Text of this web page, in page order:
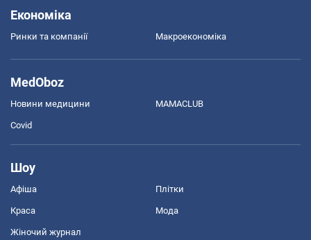
Економіка
Ринки та компанії Макроекономіка
MedOboz
Новини медицини MAMACLUB
Covid
Шоу
Афіша Плітки
Краса Мода
Жіночий журнал